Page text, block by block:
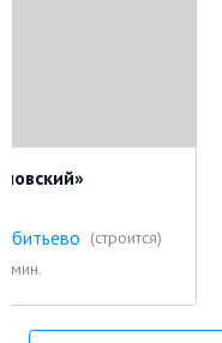
(строится)
мин.